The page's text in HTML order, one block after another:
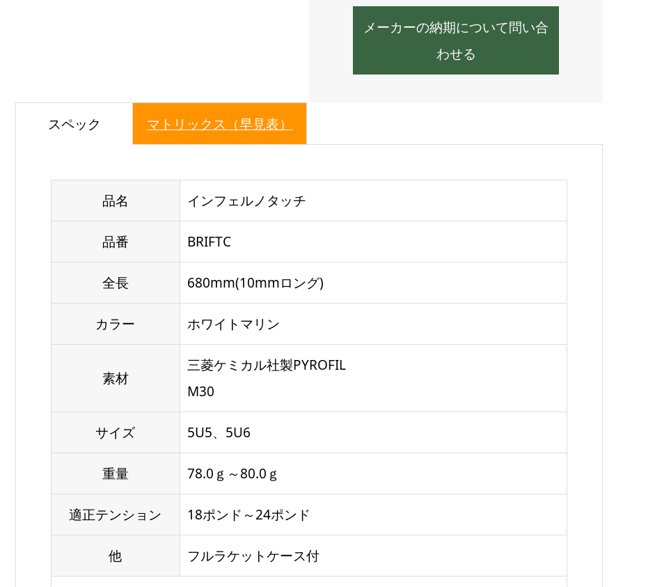
メーカーの納期について問い合
わせる
スペック マトリックス（早見表）
品名 インフェルノタッチ
品番 BRIFTC
全長 680mm(10mmロング)
カラー ホワイトマリン
素材
三菱ケミカル社製PYROFIL
M30
サイズ 5U5、5U6
重量 78.0ｇ～80.0ｇ
適正テンション 18ポンド～24ポンド
他 フルラケットケース付